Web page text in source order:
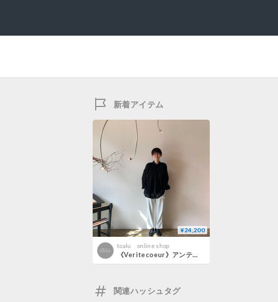
新着アイテム
¥24,200
toalu online shop
《Veritecoeur》アンティークブラウス
関連ハッシュタグ